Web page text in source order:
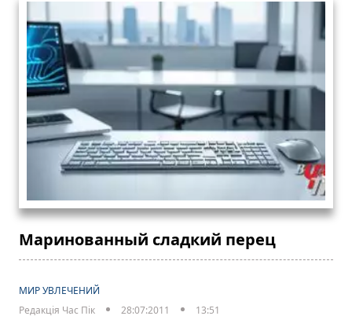
Маринованный сладкий перец
МИР УВЛЕЧЕНИЙ
Редакція Час Пік
28:07:2011 13:51